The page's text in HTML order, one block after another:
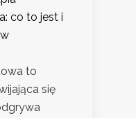
co to jest i
to
się